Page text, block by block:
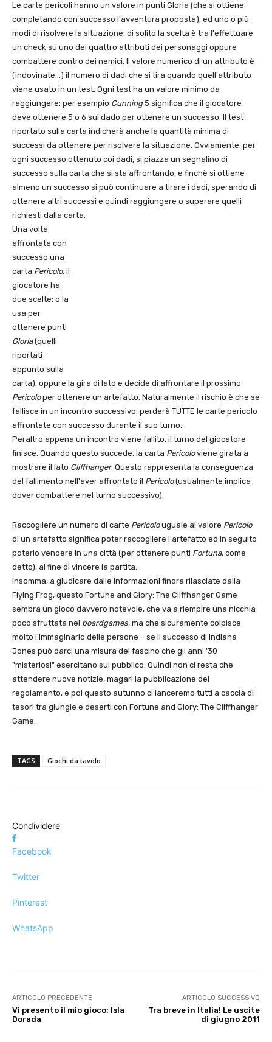
Le carte pericoli hanno un valore in punti Gloria (che si ottiene
completando con successo l'avventura proposta), ed uno o più
modi di risolvere la situazione: di solito la scelta è tra l'effettuare
un check su uno dei quattro attributi dei personaggi oppure
combattere contro dei nemici. Il valore numerico di un attributo è
(indovinate…) il numero di dadi che si tira quando quell'attributo
viene usato in un test. Ogni test ha un valore minimo da
raggiungere: per esempio Cunning5 significa che il giocatore
deve ottenere 5 o 6 sul dado per ottenere un successo. Il test
riportato sulla carta indicherà anche la quantità minima di
successi da ottenere per risolvere la situazione. Ovviamente. per
ogni successo ottenuto coi dadi, si piazza un segnalino di
successo sulla carta che si sta affrontando, e finchè si ottiene
almeno un successo si può continuare a tirare i dadi, sperando di
ottenere altri successi e quindi raggiungere o superare quelli
richiesti dalla carta.
Una volta
affrontata con
successo una
carta Pericolo, il
giocatore ha
due scelte: o la
usa per
ottenere punti
Gloria(quelli
riportati
appunto sulla
carta), oppure la gira di lato e decide di affrontare il prossimo
Pericoloper ottenere un artefatto. Naturalmente il rischio è che se
fallisce in un incontro successivo, perderà TUTTE le carte pericolo
affrontate con successo durante il suo turno.
Peraltro appena un incontro viene fallito, il turno del giocatore
finisce. Quando questo succede, la carta Pericoloviene girata a
mostrare il lato Cliffhanger. Questo rappresenta la conseguenza
del fallimento nell'aver affrontato il Pericolo(usualmente implica
dover combattere nel turno successivo).
Raccogliere un numero di carte Pericolouguale al valore Pericolo
di un artefatto significa poter raccogliere l'artefatto ed in seguito
poterlo vendere in una città (per ottenere punti Fortuna, come
detto), al fine di vincere la partita.
Insomma, a giudicare dalle informazioni finora rilasciate dalla
Flying Frog, questo Fortune and Glory: The Cliffhanger Game
sembra un gioco davvero notevole, che va a riempire una nicchia
poco sfruttata nei boardgames, ma che sicuramente colpisce
molto l'immaginario delle persone – se il successo di Indiana
Jones può darci una misura del fascino che gli anni '30
"misteriosi" esercitano sul pubblico. Quindi non ci resta che
attendere nuove notizie, magari la pubblicazione del
regolamento, e poi questo autunno ci lanceremo tutti a caccia di
tesori tra giungle e deserti con Fortune and Glory: The Cliffhanger
Game.
TAGS Giochi da tavolo
Condividere
Facebook
Twitter
Pinterest
WhatsApp
ARTICOLO PRECEDENTE
Vi presento il mio gioco: Isla
Dorada
ARTICOLO SUCCESSIVO
Tra breve in Italia! Le uscite
di giugno 2011